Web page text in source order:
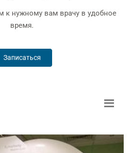
к нужному вам врачу в удобное
время.
Записаться